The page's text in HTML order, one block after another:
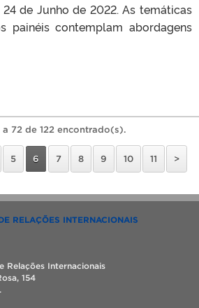
24 de Junho de 2022. As temáticas
painéis contemplam abordagens
72 de 122 encontrado(s).
5 6 7 8 9 10 11 >
RELAÇÕES INTERNACIONAIS
Relações Internacionais
154